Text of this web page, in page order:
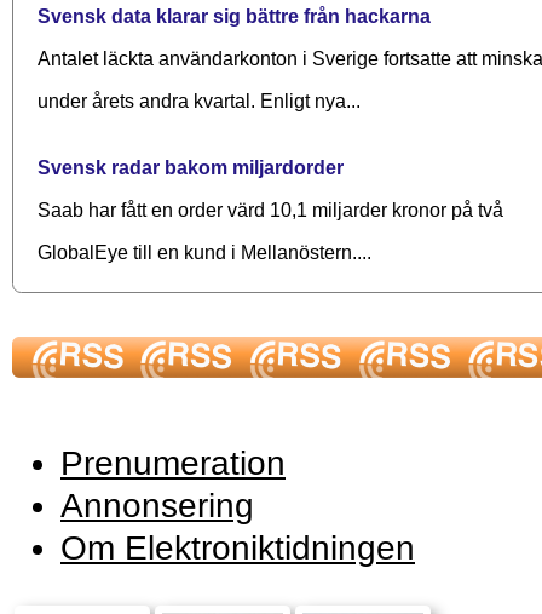
Svensk data klarar sig bättre från hackarna
Antalet läckta användarkonton i Sverige fortsatte att minska
under årets andra kvartal. Enligt nya...
Svensk radar bakom miljardorder
Saab har fått en order värd 10,1 miljarder kronor på två
GlobalEye till en kund i Mellanöstern....
Prenumeration
Annonsering
Om Elektroniktidningen